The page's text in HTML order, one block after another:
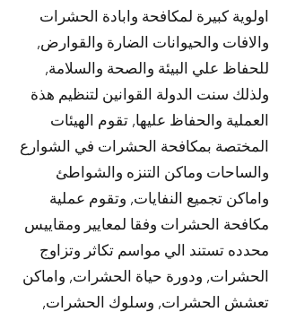
اولوية كبيرة لمكافحة وابادة الحشرات
والافات والحيوانات الضارة والقوارض,
للحفاظ علي البيئة والصحة والسلامة,
ولذلك سنت الدولة القوانين لتنظيم هذة
العملية والحفاظ عليها, تقوم الهيئات
المختصة بمكافحة الحشرات في الشوارع
والساحات وماكن التنزه والشواطئ
واماكن تجميع النفايات, وتقوم عملية
مكافحة الحشرات وفقا لمعايير ومقاييس
محدده تستند الي مواسم تكاثر وتزاوج
الحشرات, ودورة حياة الحشرات, واماكن
تعشش الحشرات, وسلوك الحشرات,